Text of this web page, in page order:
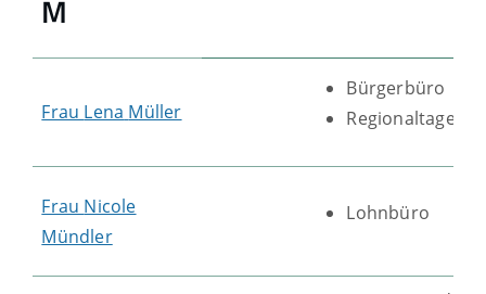
M
Frau Lena Müller
Bürgerbüro
Regionaltage
Frau Nicole
Mündler
Lohnbüro